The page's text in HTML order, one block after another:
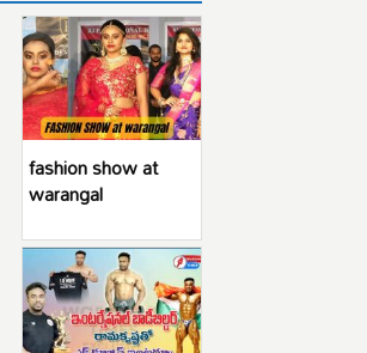
fashion show at
warangal